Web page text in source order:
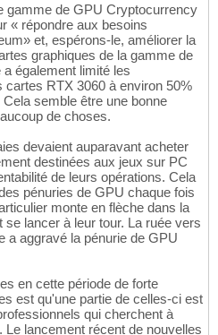
gamme de GPU Cryptocurrency
« répondre aux besoins
et, espérons-le, améliorer la
graphiques de la gamme de
également limité les
RTX 3060 à environ 50%
semble être une bonne
de choses.
devaient auparavant acheter
destinées aux jeux sur PC
de leurs opérations. Cela
pénuries de GPU chaque fois
monte en flèche dans la
lancer à leur tour. La ruée vers
a aggravé la pénurie de GPU
en cette période de forte
est qu'une partie de celles-ci est
qui cherchent à
lancement récent de nouvelles